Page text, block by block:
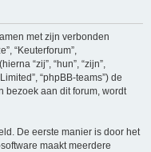
met zijn verbonden
“Keuterforum”,
“zij”, “hun”, “zijn”,
“phpBB-teams”) de
bezoek aan dit forum, wordt
De eerste manier is door het
maakt meerdere